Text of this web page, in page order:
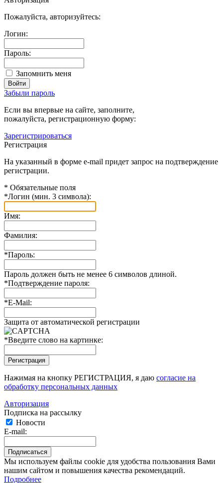
Пожалуйста, авторизуйтесь:
Логин:
Пароль:
Запомнить меня
Забыли пароль
Если вы впервые на сайте, заполните,
пожалуйста, регистрационную форму:
Зарегистрироваться
Регистрация
На указанный в форме e-mail придет запрос на подтверждение
регистрации.
* Обязательные поля
*Логин (мин. 3 символа):
Имя:
Фамилия:
*Пароль:
Пароль должен быть не менее 6 символов длиной.
*Подтверждение пароля:
*E-Mail:
Защита от автоматической регистрации
*Введите слово на картинке:
Нажимая на кнопку РЕГИСТРАЦИЯ, я даю согласие на
обработку персональных данных
Авторизация
Подписка на рассылку
Новости
E-mail:
Мы используем файлы cookie для удобства пользования Вами
нашим сайтом и повышения качества рекомендаций.
Подробнее